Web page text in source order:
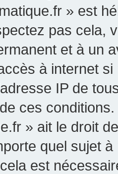
» est
pas cela,
et à un
à internet
IP de
ces
» ait le droit
quel sujet
est